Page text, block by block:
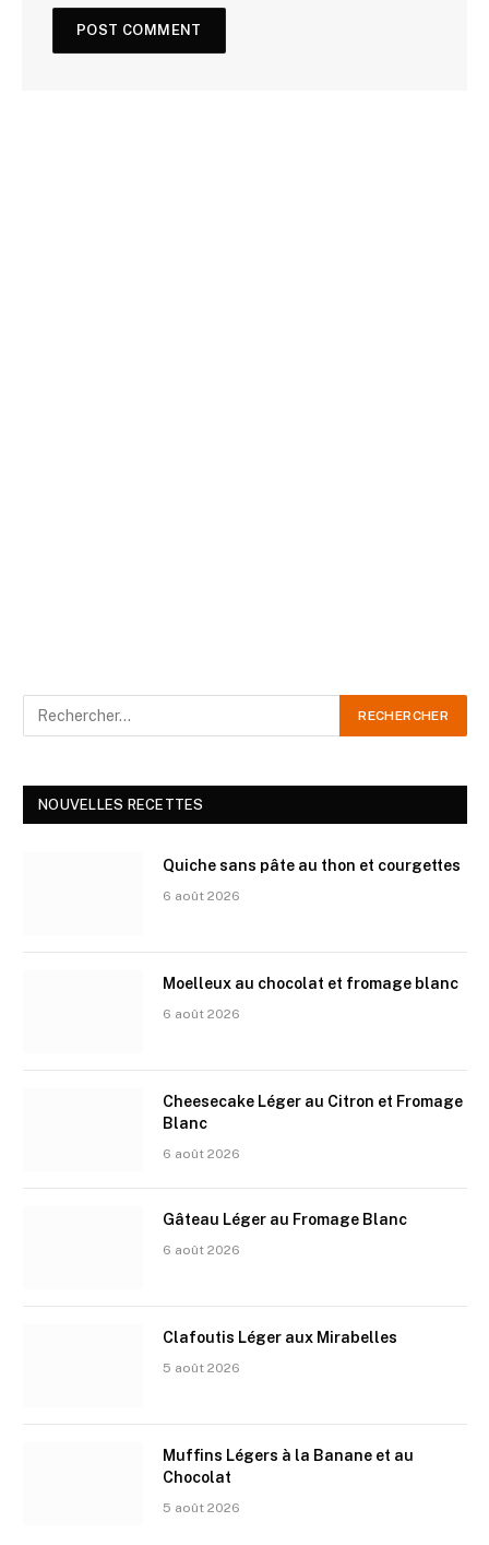
NOUVELLES RECETTES
Quiche sans pâte au thon et courgettes
6 août 2026
Moelleux au chocolat et fromage blanc
6 août 2026
Cheesecake Léger au Citron et Fromage
Blanc
6 août 2026
Gâteau Léger au Fromage Blanc
6 août 2026
Clafoutis Léger aux Mirabelles
5 août 2026
Muffins Légers à la Banane et au
Chocolat
5 août 2026